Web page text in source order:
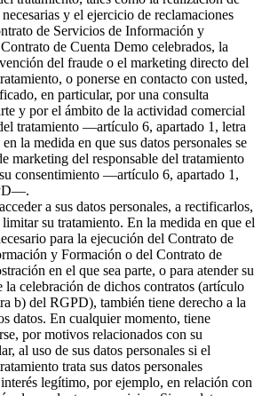
y el ejercicio de reclamaciones
de Servicios de Información y
de Cuenta Demo celebrados, la
del fraude o el marketing directo del
o ponerse en contacto con usted,
en particular, por una consulta
y por el ámbito de la actividad comercial
tratamiento —artículo 6, apartado 1, letra
la medida en que sus datos personales se
marketing del responsable del tratamiento
consentimiento —artículo 6, apartado 1,
a sus datos personales, a rectificarlos,
su tratamiento. En la medida en que el
para la ejecución del Contrato de
y Formación o del Contrato de
en el que sea parte, o para atender su
la celebración de dichos contratos (artículo
b) del RGPD), también tiene derecho a la
datos. En cualquier momento, tiene
por motivos relacionados con su
al uso de sus datos personales si el
trata sus datos personales
interés legítimo, por ejemplo, en relación con